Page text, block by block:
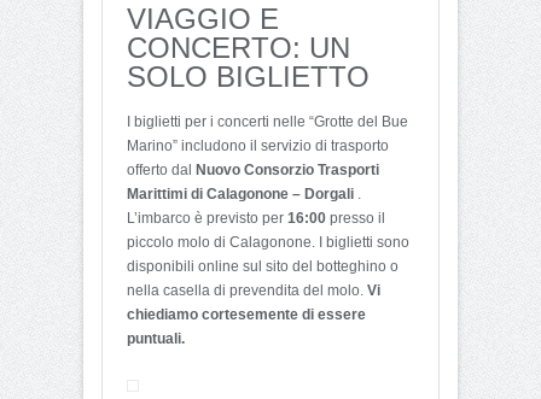
VIAGGIO E
CONCERTO: UN
SOLO BIGLIETTO
I biglietti per i concerti nelle “Grotte del Bue
Marino” includono il servizio di trasporto
offerto dal Nuovo Consorzio Trasporti
Marittimi di Calagonone – Dorgali
L’imbarco è previsto per 16:00 presso il
piccolo molo di Calagonone. I biglietti sono
disponibili online sul sito del botteghino o
nella casella di prevendita del molo. Vi
chiediamo cortesemente di essere
puntuali.